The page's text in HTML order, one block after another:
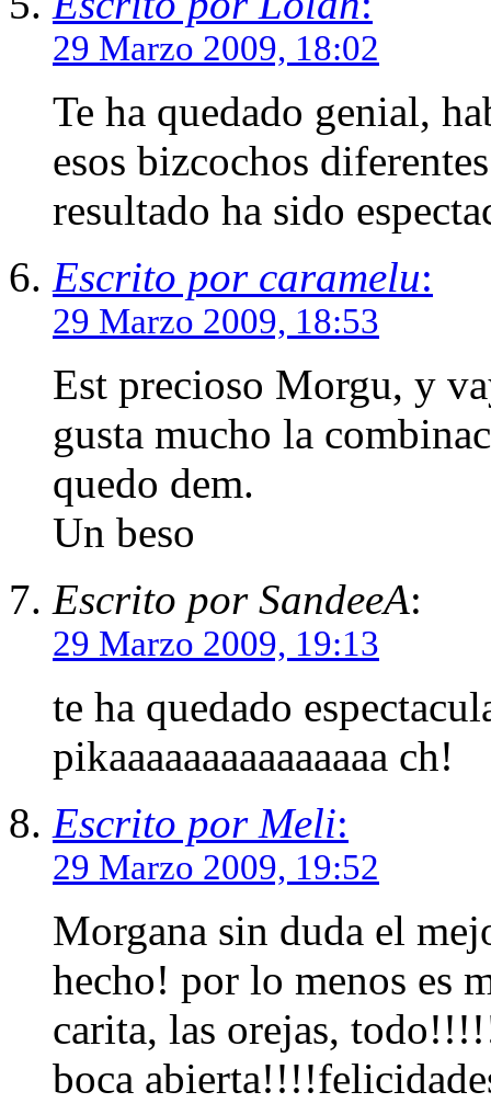
29 Marzo 2009, 18:02
Te ha quedado genial,
esos bizcochos
resultado ha sido
Escrito por caramelu:
29 Marzo 2009, 18:53
Est precioso Morgu, y
gusta mucho la
quedo dem.
Un beso
Escrito por SandeeA:
29 Marzo 2009, 19:13
te ha quedado
pikaaaaaaaaaaaaaaa ch!
Escrito por Meli:
29 Marzo 2009, 19:52
Morgana sin duda el
hecho! por lo menos es
carita, las orejas,
boca